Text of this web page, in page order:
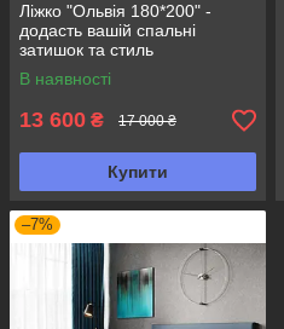
Ліжко "Ольвія 180*200" -
додасть вашій спальні
затишок та стиль
В наявності
13 600 ₴ 17 000 ₴
Купити
–7%